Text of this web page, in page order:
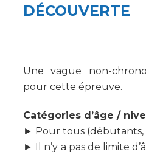
DÉCOUVERTE
Une vague non-
pour cette épreuve.
Catégories d’âge /
► Pour tous (débutants,
► Il n’y a pas de limite